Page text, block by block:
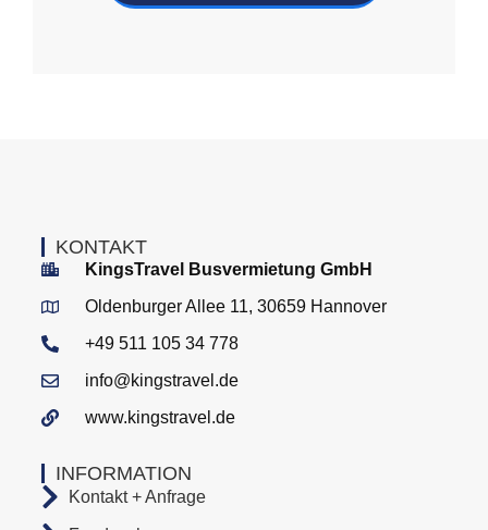
INFORMATION
Kontakt + Anfrage
KONTAKT
KingsTravel Busvermietung GmbH
Oldenburger Allee 11, 30659 Hannover
+49 511 105 34 778
info@kingstravel.de
www.kingstravel.de